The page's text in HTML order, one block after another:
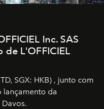
Inc. SAS
L'OFFICIEL
SGX: HKB) , junto com
lançamento da